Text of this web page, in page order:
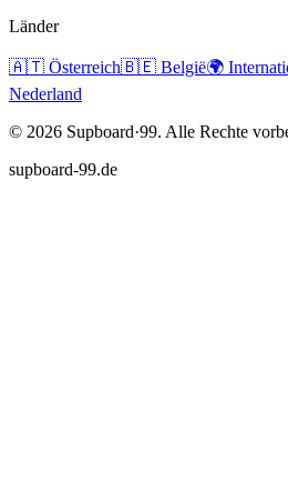
Länder
🇦🇹 Österreich🇧🇪 België🌍
Nederland
© 2026 Supboard·99. Alle Rechte
supboard-99.de